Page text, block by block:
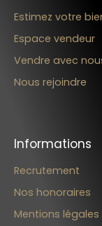
Estimez votre
Espace vendeur
Vendre avec
Nous rejoindre
Informations
Recrutement
Nos honoraires
Mentions légales